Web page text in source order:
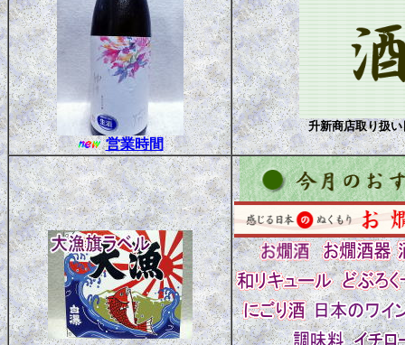
営業時間
升新商店取り扱